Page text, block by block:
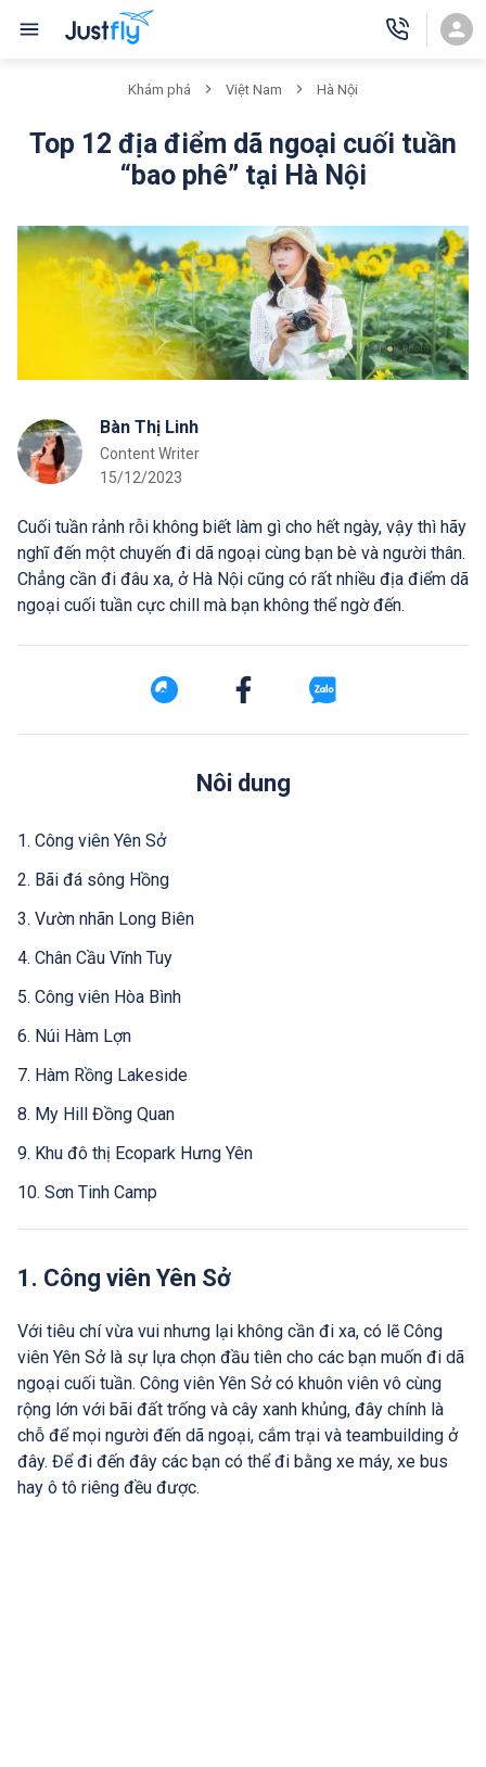
Khám phá Việt Nam Hà Nội
Top 12 địa điểm dã ngoại cuối tuần
“bao phê” tại Hà Nội
Bàn Thị Linh
Content Writer
15/12/2023
Cuối tuần rảnh rỗi không biết làm gì cho hết ngày, vậy thì hãy
nghĩ đến một chuyến đi dã ngoại cùng bạn bè và người thân.
Chẳng cần đi đâu xa, ở Hà Nội cũng có rất nhiều địa điểm dã
ngoại cuối tuần cực chill mà bạn không thể ngờ đến.
Nôi dung
1. Công viên Yên Sở
2. Bãi đá sông Hồng
3. Vườn nhãn Long Biên
4. Chân Cầu Vĩnh Tuy
5. Công viên Hòa Bình
6. Núi Hàm Lợn
7. Hàm Rồng Lakeside
8. My Hill Đồng Quan
9. Khu đô thị Ecopark Hưng Yên
10. Sơn Tinh Camp
11. Núi Trầm
12. Hồ Quan Sơn
1. Công viên Yên Sở
Với tiêu chí vừa vui nhưng lại không cần đi xa, có lẽ Công
viên Yên Sở là sự lựa chọn đầu tiên cho các bạn muốn đi dã
ngoại cuối tuần. Công viên Yên Sở có khuôn viên vô cùng
rộng lớn với bãi đất trống và cây xanh khủng, đây chính là
chỗ để mọi người đến dã ngoại, cắm trại và teambuilding ở
đây. Để đi đến đây các bạn có thể đi bằng xe máy, xe bus
hay ô tô riêng đều được.